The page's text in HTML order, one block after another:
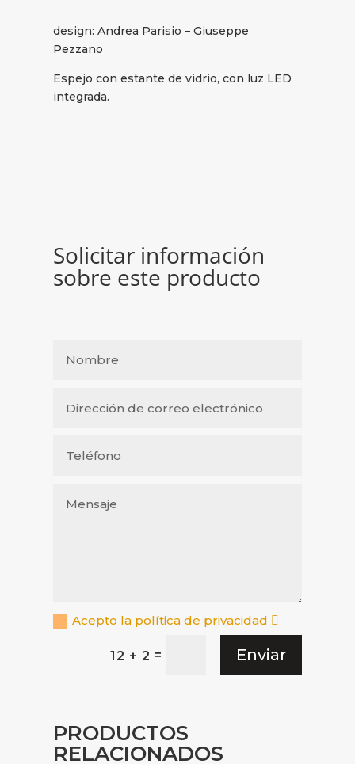
design: Andrea Parisio – Giuseppe
Pezzano
Espejo con estante de vidrio, con luz LED
integrada.
Solicitar información
sobre este producto
Acepto la política de privacidad
12 + 2 = Enviar
PRODUCTOS
RELACIONADOS